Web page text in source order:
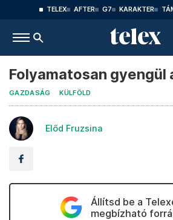
TELEX AFTER G7 KARAKTER
Folyamatosan gyengül
GAZDASÁG KÜLFÖLD
Előd Fruzsina
Állítsd be a
megbízható